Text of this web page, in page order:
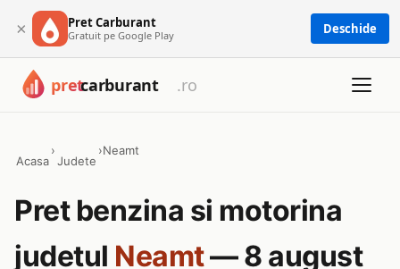
× Pret Carburant
Gratuit pe Google Play Deschide
Acasa
›
Judete
›Neamt
Pret benzina si motorina
judetul Neamt— 8 august